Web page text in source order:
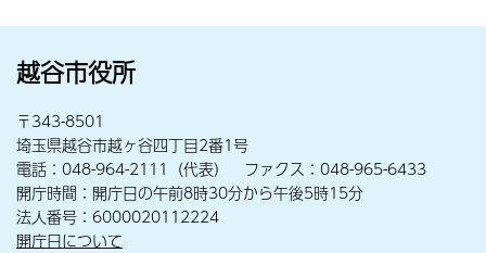
越谷市役所
〒343-8501
埼玉県越谷市越ヶ谷四丁目2番1号
電話：048-964-2111（代表） ファクス：048-965-6433
開庁時間：開庁日の午前8時30分から午後5時15分
法人番号：6000020112224
開庁日について